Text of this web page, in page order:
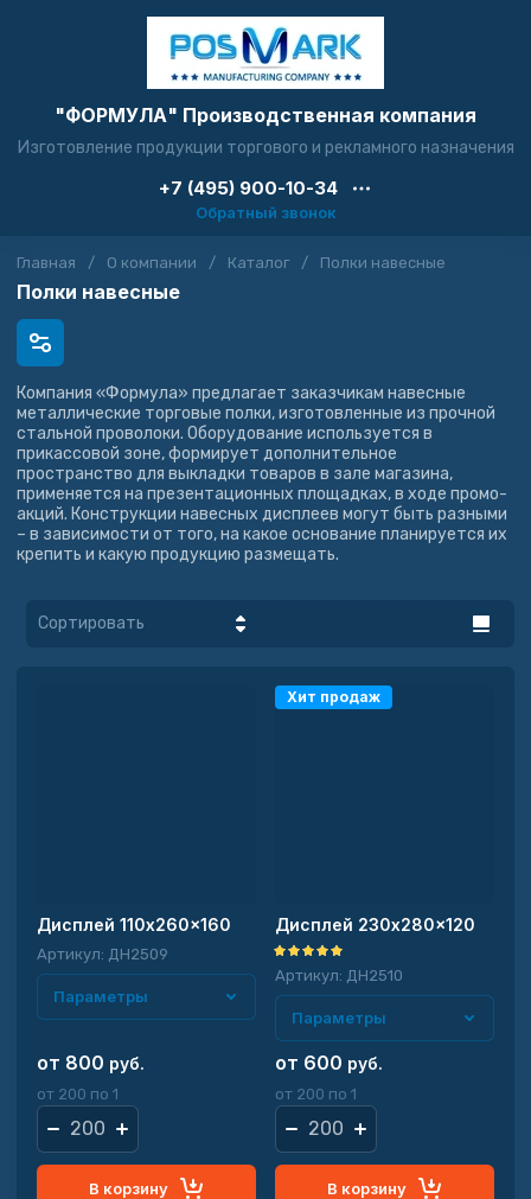
"ФОРМУЛА" Производственная компания
Изготовление продукции торгового и рекламного назначения
+7 (495) 900-10-34
Обратный звонок
Главная / О компании / Каталог / Полки навесные
Полки навесные
Компания «Формула» предлагает заказчикам навесные
металлические торговые полки, изготовленные из прочной
стальной проволоки. Оборудование используется в
прикассовой зоне, формирует дополнительное
пространство для выкладки товаров в зале магазина,
применяется на презентационных площадках, в ходе промо-
акций. Конструкции навесных дисплеев могут быть разными
– в зависимости от того, на какое основание планируется их
крепить и какую продукцию размещать.
Сортировать
Дисплей 110x260x160
Артикул: ДН2509
Параметры
от 800 руб.
от 200 по 1
В корзину
Хит продаж
Дисплей 230x280x120
Артикул: ДН2510
Параметры
от 600 руб.
от 200 по 1
В корзину